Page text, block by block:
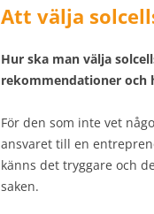
Att välja
Hur ska man välja
rekommendationer och
För den som inte vet
ansvaret till en
känns det tryggare och
saken.